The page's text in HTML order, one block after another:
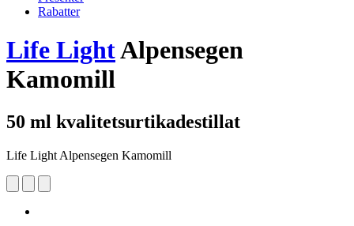
Rabatter
Life LightAlpensegen
Kamomill
50 ml kvalitetsurtikadestillat
Life Light Alpensegen Kamomill